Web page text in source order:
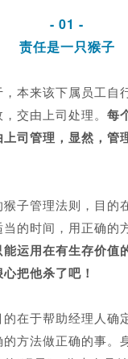
- 01 -
责任是一只猴子
本来该下属员工自
交由上司处理。 每
司管理，显然，管
子管理法则，目的
的时间，用正确的
运用在有生存价值
把他杀了吧！
在于帮助经理人确
方法做正确的事。